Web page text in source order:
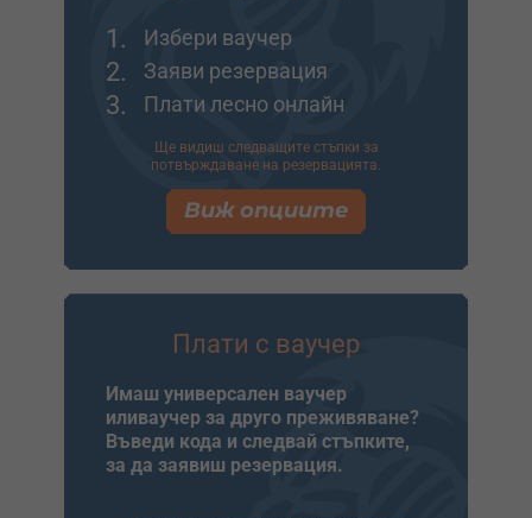
1. Избери ваучер
2. Заяви резервация
3. Плати лесно онлайн
Ще видиш следващите стъпки за
потвърждаване на резервацията.
Виж опциите
Плати с ваучер
Имаш универсален ваучер
иливаучер за друго преживяване?
Въведи кода и следвай стъпките,
за да заявиш резервация.